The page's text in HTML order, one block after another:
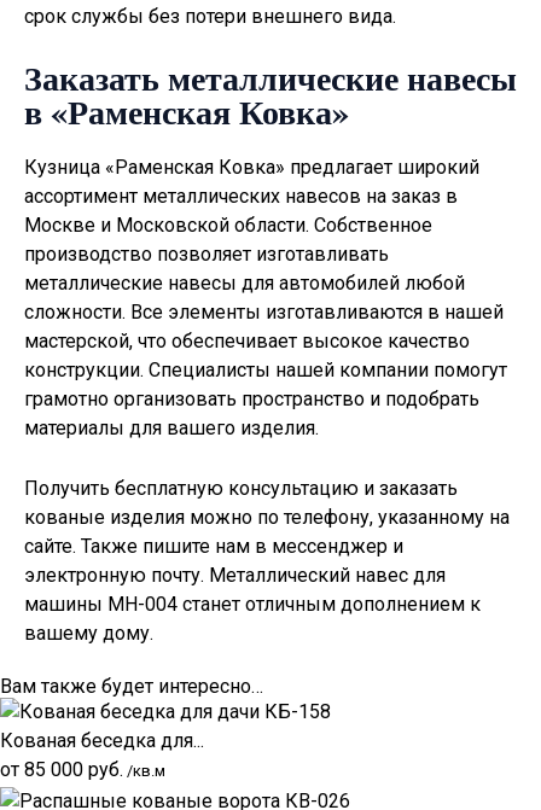
срок службы без потери внешнего вида.
Заказать металлические навесы
в «Раменская Ковка»
Кузница «Раменская Ковка» предлагает широкий
ассортимент металлических навесов на заказ в
Москве и Московской области. Собственное
производство позволяет изготавливать
металлические навесы для автомобилей любой
сложности. Все элементы изготавливаются в нашей
мастерской, что обеспечивает высокое качество
конструкции. Специалисты нашей компании помогут
грамотно организовать пространство и подобрать
материалы для вашего изделия.
Получить бесплатную консультацию и заказать
кованые изделия можно по телефону, указанному на
сайте. Также пишите нам в мессенджер и
электронную почту. Металлический навес для
машины МН-004 станет отличным дополнением к
вашему дому.
Вам также будет интересно…
Кованая беседка для...
от 85 000 руб. /кв.м